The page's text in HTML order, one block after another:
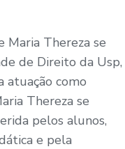
Maria Thereza se
de Direito da Usp,
atuação como
Thereza se
pelos alunos,
e pela